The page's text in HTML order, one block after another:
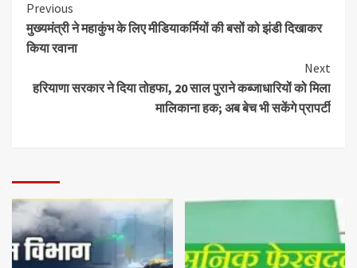
Previous
मुख्यमंत्री ने महाकुंभ के लिए मीडियाकर्मियों की बसों को झंडी दिखाकर
किया रवाना
Next
हरियाणा सरकार ने दिया तोहफा, 20 साल पुराने कब्जाधारियों को मिला
मालिकाना हक; अब बेच भी सकेंगे प्रापर्टी